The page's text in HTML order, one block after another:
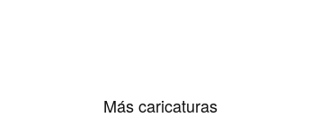
Más caricaturas